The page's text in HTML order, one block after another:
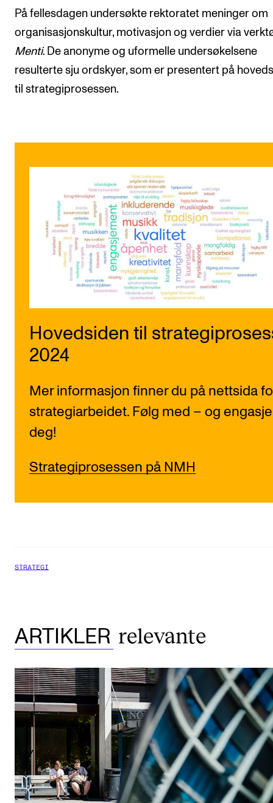
På fellesdagen undersøkte rektoratet meninger om
organisasjonskultur, motivasjon og verdier via
Menti. De anonyme og uformelle undersøkelsene
resulterte sju ordskyer, som er presentert på
til strategiprosessen.
Hovedsiden til
2024
Mer informasjon finner du på nettsida
strategiarbeidet. Følg med – og
deg!
Strategiprosessen på NMH
STRATEGI
ARTIKLER relevante